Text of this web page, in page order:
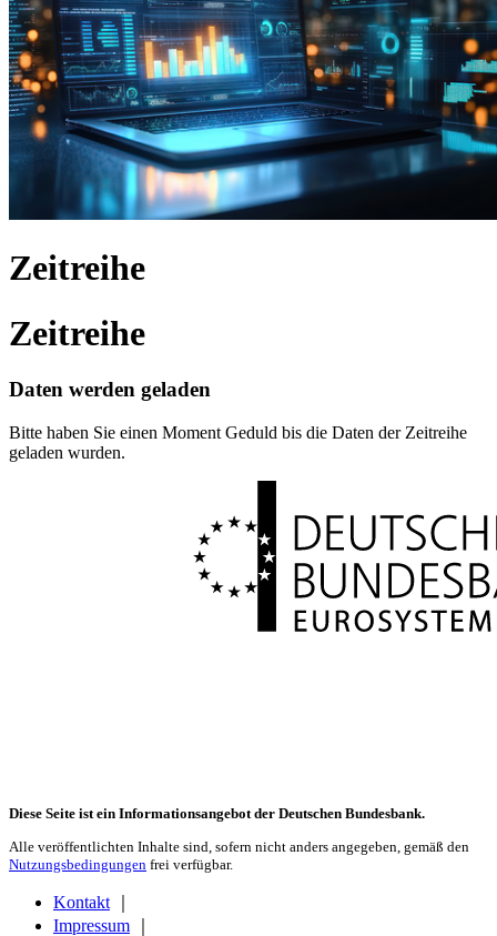
Zeitreihe
Zeitreihe
Daten werden geladen
Bitte haben Sie einen Moment Geduld bis die Daten der Zeitreihe
geladen wurden.
Diese Seite ist ein Informationsangebot der Deutschen Bundesbank.
Alle veröffentlichten Inhalte sind, sofern nicht anders angegeben, gemäß den
Nutzungsbedingungen frei verfügbar.
Kontakt
Impressum